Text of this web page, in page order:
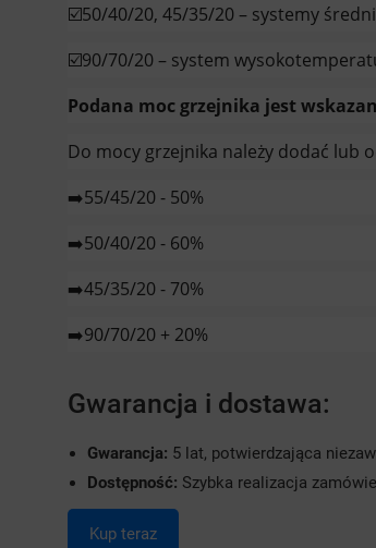
☑️50/40/20, 45/35/20 – systemy
☑️90/70/20 – system
Podana moc grzejnika jest
Do mocy grzejnika należy dodać lub
➡️55/45/20 - 50%
➡️50/40/20 - 60%
➡️45/35/20 - 70%
➡️90/70/20 + 20%
Gwarancja i dostawa:
Gwarancja: 5 lat, potwierdzająca
Dostępność: Szybka realizacja
Kup teraz